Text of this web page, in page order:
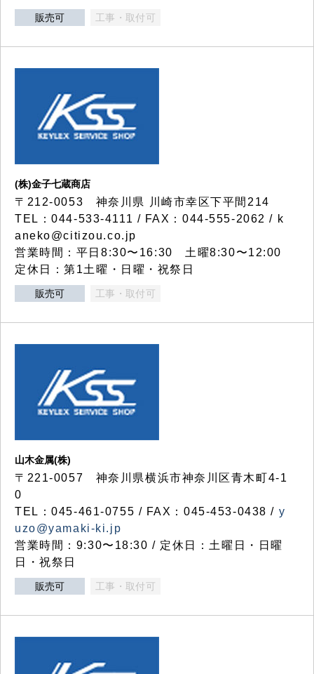
販売可 工事・取付可
(株)金子七蔵商店
〒212-0053 神奈川県 川崎市幸区下平間214
TEL：044-533-4111 / FAX：044-555-2062 / k
aneko@citizou.co.jp
営業時間：平日8:30〜16:30 土曜8:30〜12:00
定休日：第1土曜・日曜・祝祭日
販売可 工事・取付可
山木金属(株)
〒221-0057 神奈川県横浜市神奈川区青木町4-1
0
TEL：045-461-0755 / FAX：045-453-0438 / y
uzo@yamaki-ki.jp
営業時間：9:30〜18:30 / 定休日：土曜日・日曜
日・祝祭日
販売可 工事・取付可